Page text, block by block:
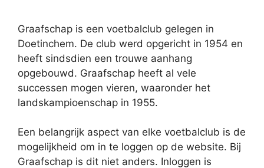
Graafschap is een voetbalclub gelegen in
Doetinchem. De club werd opgericht in 1954 en
heeft sindsdien een trouwe aanhang
opgebouwd. Graafschap heeft al vele
successen mogen vieren, waaronder het
landskampioenschap in 1955.
Een belangrijk aspect van elke voetbalclub is de
mogelijkheid om in te loggen op de website. Bij
Graafschap is dit niet anders. Inloggen is